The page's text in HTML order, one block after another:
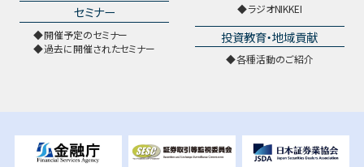
セミナー
開催予定のセミナー
過去に開催されたセミナー
ラジオNIKKEI
投資教育・地域貢献
各種活動のご紹介